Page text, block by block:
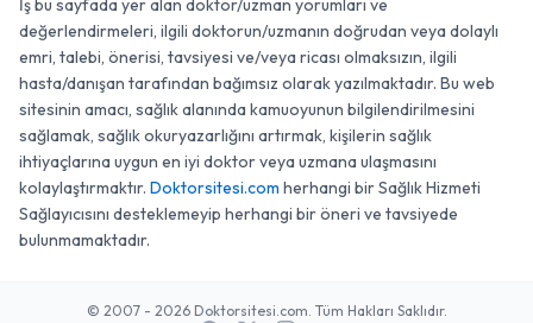
İş bu sayfada yer alan doktor/uzman yorumları ve
değerlendirmeleri, ilgili doktorun/uzmanın doğrudan veya dolaylı
emri, talebi, önerisi, tavsiyesi ve/veya ricası olmaksızın, ilgili
hasta/danışan tarafından bağımsız olarak yazılmaktadır. Bu web
sitesinin amacı, sağlık alanında kamuoyunun bilgilendirilmesini
sağlamak, sağlık okuryazarlığını artırmak, kişilerin sağlık
ihtiyaçlarına uygun en iyi doktor veya uzmana ulaşmasını
kolaylaştırmaktır. Doktorsitesi.com herhangi bir Sağlık Hizmeti
Sağlayıcısını desteklemeyip herhangi bir öneri ve tavsiyede
bulunmamaktadır.
© 2007 - 2026 Doktorsitesi.com. Tüm Hakları Saklıdır.